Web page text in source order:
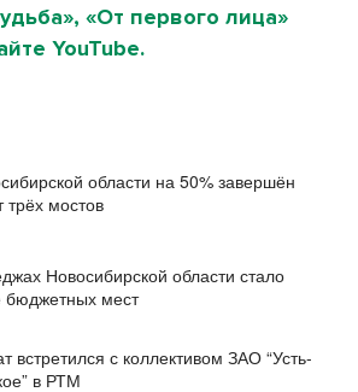
«От первого лица»
YouTube.
области на 50% завершён
трёх мостов
Новосибирской области стало
мест
встретился с коллективом ЗАО “Усть-
в РТМ